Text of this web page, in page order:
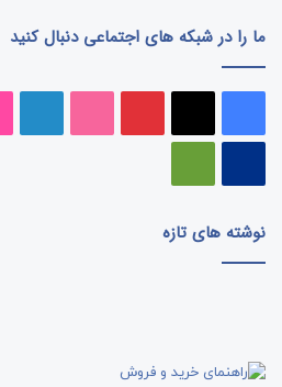
ما را در شبکه های اجتماعی دنبال کنید
نوشته های تازه